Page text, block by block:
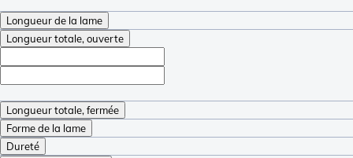
Longueur de la lame
Longueur totale, ouverte
Longueur totale, fermée
Forme de la lame
Dureté